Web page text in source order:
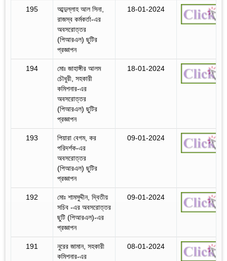
195
আব্দুল্লাহ আল সিনা,
রাজস্ব কর্মকর্তা-এর
অবসরোত্তর
(পিআরএল) ছুটির
প্রজ্ঞাপন
18-01-2024
194
মোঃ জাহাঙ্গীর আলম
চৌধুরী, সহকারী
কমিশনার-এর
অবসরোত্তর
(পিআরএল) ছুটির
প্রজ্ঞাপন
18-01-2024
193
পিয়ারা বেগম, কর
পরিদর্শক-এর
অবসরোত্তর
(পিআরএল) ছুটির
প্রজ্ঞাপন
09-01-2024
192
মোঃ শামসুদ্দীন, দ্বিতীয়
সচিব -এর অবসরোত্তর
ছুটি (পিআরএল)-এর
প্রজ্ঞাপন
09-01-2024
191
নুরের জামান, সহকারী
কমিশনার-এর
08-01-2024